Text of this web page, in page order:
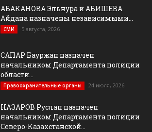
АБАКАНОВА Эльнура и АБИШЕВА
Айдана назначены независимыми...
СМИ 5 августа, 2026
САПАР Бауржан назначен
начальником Департамента полиции
области...
Правоохранительные органы 24 июля, 2026
НАЗАРОВ Руслан назначен
начальником Департамента полиции
Северо-Казахстанской...